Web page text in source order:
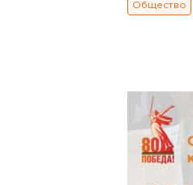
Общество